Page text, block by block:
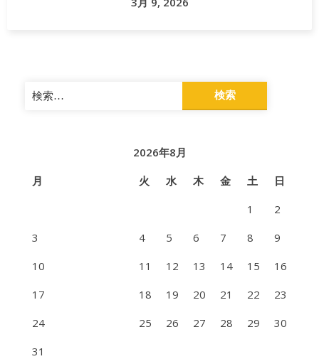
検
索:
2026年8月
月
火 水 木 金 土
日
1
2
3
4 5 6 7 8
9
10
11 12 13 14 15
16
17
18 19 20 21 22
23
24
25 26 27 28 29
30
31